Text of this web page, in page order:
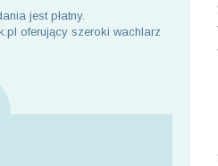
jest płatny.
oferujący szeroki wachlarz